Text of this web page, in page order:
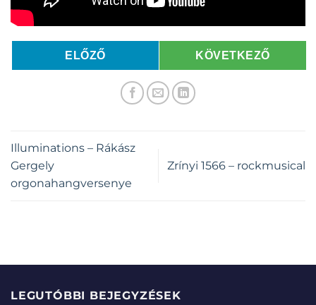
ELŐZŐ KÖVETKEZŐ
Illuminations – Rákász
Gergely
orgonahangversenye
Zrínyi 1566 – rockmusical
LEGUTÓBBI BEJEGYZÉSEK